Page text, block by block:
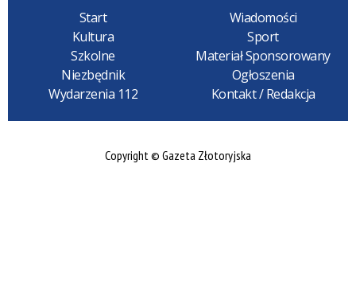
Start
Wiadomości
Kultura
Sport
Szkolne
Materiał Sponsorowany
Niezbędnik
Ogłoszenia
Wydarzenia 112
Kontakt / Redakcja
Copyright © Gazeta Złotoryjska